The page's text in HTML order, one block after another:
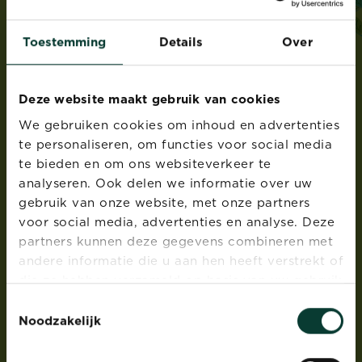
Toestemming Details Over
Deze website maakt gebruik van cookies
We gebruiken cookies om inhoud en advertenties
te personaliseren, om functies voor social media
te bieden en om ons websiteverkeer te
analyseren. Ook delen we informatie over uw
gebruik van onze website, met onze partners
voor social media, advertenties en analyse. Deze
partners kunnen deze gegevens combineren met
andere informatie die u aan hen heeft verstrekt of
die ze hebben verzameld op basis van uw gebruik
Noodzakelijk
Dieptestraat 2 bus 11, 9160 Lokeren, België
Roundup®is een geregistreerd handelsmerk en
PRODUCTEN
Gazonverzorging
Meststoffen
Potgrond bodemverbeteraars & bodembedekkers
Plantenverzorging- en bescherming
Onkruidbestrijding
MERKEN